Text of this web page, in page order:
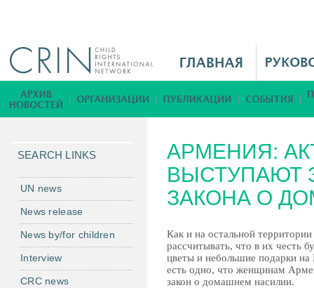
i
n
e
n
u
R
Б
и
АРМЕНИЯ:
ВЫСТУПАЮТ
ЗАКОНА О
Как и на остальной
рассчитывать, что в их честь
цветы и небольшие подарки
есть одно, что женщинам
закон о домашнем насилии.
SEARCH LINKS
UN news
News release
News by/for children
Interview
CRC news